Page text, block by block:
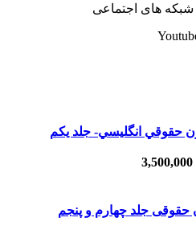
های اجتماعی
حقوقي انگليسي- جلد يكم
3,500,000
حقوقی جلد چهارم و پنجم